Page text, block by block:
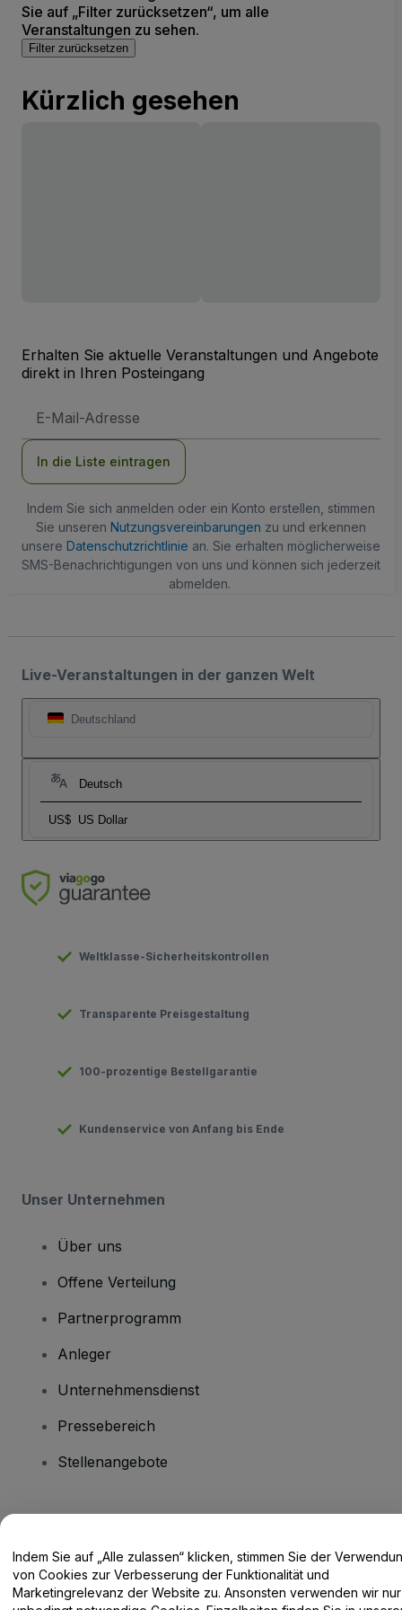
Sie auf „Filter zurücksetzen“, um alle
Veranstaltungen zu sehen.
Filter zurücksetzen
Kürzlich gesehen
Erhalten Sie aktuelle Veranstaltungen und Angebote
direkt in Ihren Posteingang
Mail-
In die Liste eintragen
Indem Sie sich anmelden oder ein Konto erstellen, stimmen
Sie unseren Nutzungsvereinbarungen zu und erkennen
unsere Datenschutzrichtlinie an. Sie erhalten möglicherweise
SMS-Benachrichtigungen von uns und können sich jederzeit
abmelden.
Live-Veranstaltungen in der ganzen Welt
Deutschland
Deutsch
US$ US Dollar
Weltklasse-Sicherheitskontrollen
Transparente Preisgestaltung
100-prozentige Bestellgarantie
Kundenservice von Anfang bis Ende
Unser Unternehmen
Über uns
Offene Verteilung
Partnerprogramm
Anleger
Unternehmensdienst
Pressebereich
Stellenangebote
Hilfe-Center / Kontakt
Indem Sie auf „Alle zulassen“ klicken, stimmen Sie der
von Cookies zur Verbesserung der Funktionalität und
Marketingrelevanz der Website zu. Ansonsten verwenden wir nur